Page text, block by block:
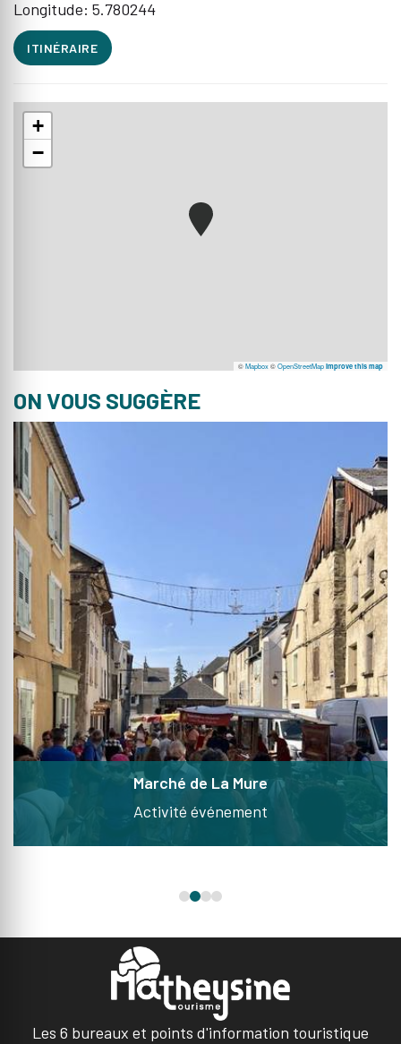
Longitude: 5.780244
ITINÉRAIRE
+
−
©Mapbox©OpenStreetMap Improve this map
ON VOUS SUGGÈRE
Marché de La Mure
Activité événement
Les 6 bureaux et points d'information touristique